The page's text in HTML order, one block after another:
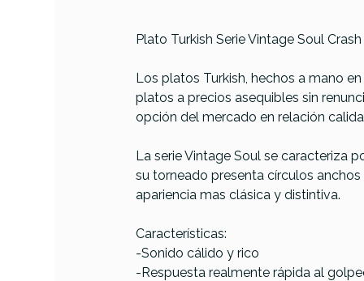
Plato Turkish Serie Vintage Soul Crash
Los platos Turkish, hechos a mano
platos a precios asequibles sin
opción del mercado en relación
La serie Vintage Soul se caracteriza
su torneado presenta círculos
apariencia mas clásica y distintiva.
Características:
-Sonido cálido y rico
-Respuesta realmente rápida al
ReferenciaPLATMETTUR267
PRODUCTO